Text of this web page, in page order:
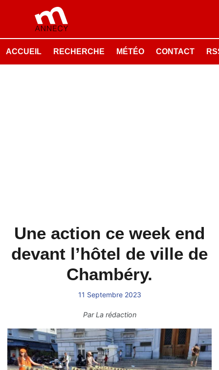
ACCUEIL RECHERCHE MÉTÉO CONTACT
Une action ce week end
devant l’hôtel de ville de
Chambéry.
11 Septembre 2023
ParLa rédaction